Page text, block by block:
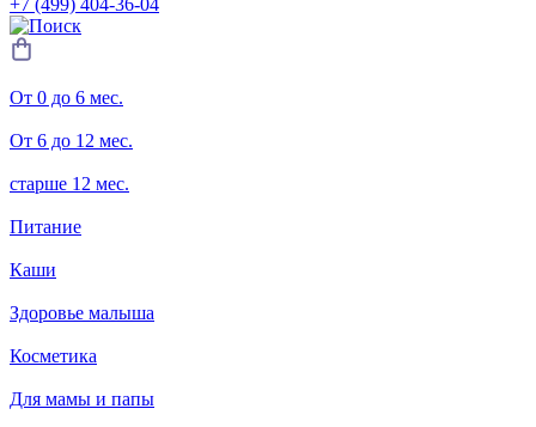
От 0 до 6 мес.
От 6 до 12 мес.
старше 12 мес.
Питание
Каши
Здоровье малыша
Косметика
Для мамы и папы